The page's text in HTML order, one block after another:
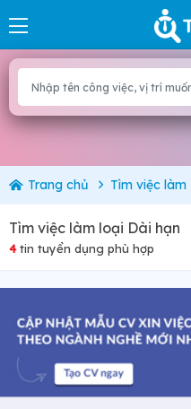
Trang chủ Tìm việc làm
Tìm việc làm loại Dài hạn
4tin tuyển dụng phù hợp